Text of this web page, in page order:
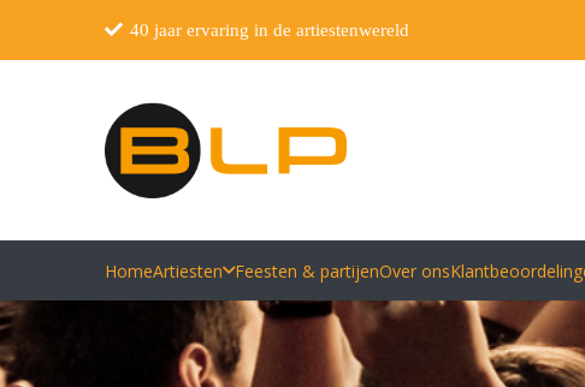
40 jaar ervaring in de artiestenwereld
HomeArtiesten Feesten & partijenOver ons